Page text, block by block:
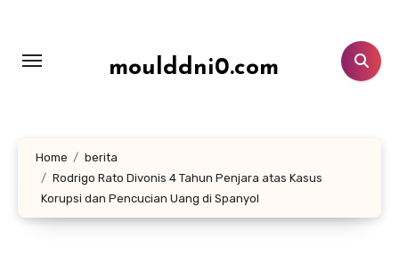
konten
moulddni0.com
Home
berita
Rodrigo Rato Divonis 4 Tahun Penjara atas Kasus
Korupsi dan Pencucian Uang di Spanyol